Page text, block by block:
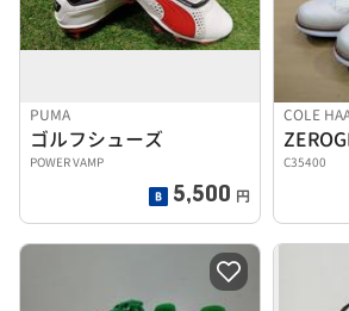
PUMA
ゴルフシューズ
POWER VAMP
5,500 円
COLE
C35400